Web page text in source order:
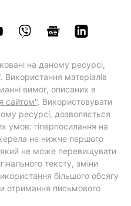
на даному ресурсі,
матеріалів
вимог, описаних в
сайтом". Використовувати
ресурсі, дозволяється
умов: гіперпосилання на
не нижче першого
не може перевищувати
тексту, зміни
більшого обсягу
отримання письмового